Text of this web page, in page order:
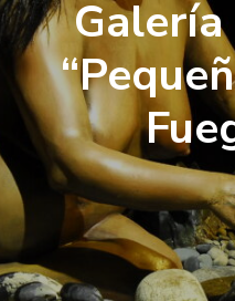
Galería